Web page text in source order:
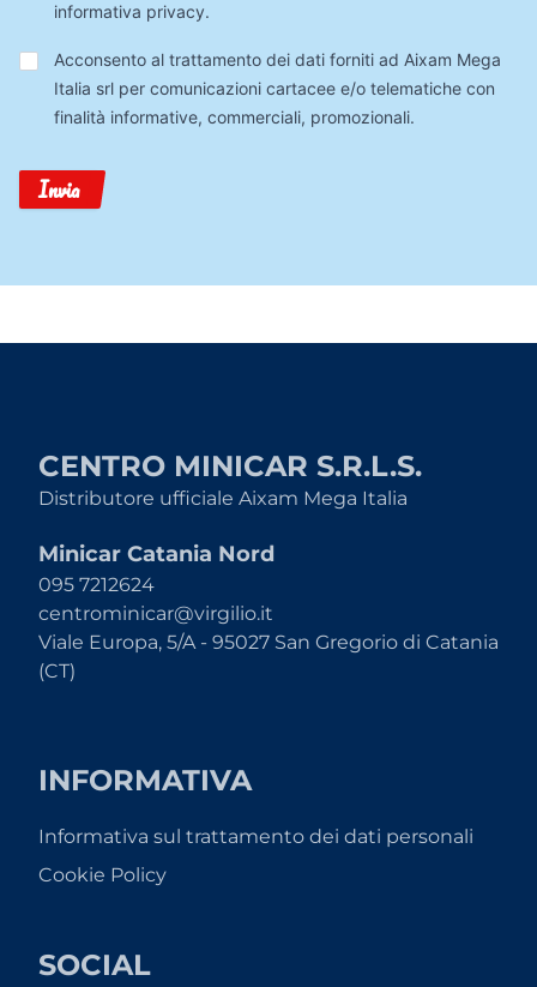
informativa privacy.
Trattamento
Dati
Acconsento al trattamento dei dati forniti ad Aixam Mega
Italia srl per comunicazioni cartacee e/o telematiche con
finalità informative, commerciali, promozionali.
Invia
CENTRO MINICAR S.R.L.S.
Distributore ufficiale Aixam Mega Italia
Minicar Catania Nord
095 7212624
centrominicar@virgilio.it
Viale Europa, 5/A - 95027 San Gregorio di Catania
(CT)
INFORMATIVA
Informativa sul trattamento dei dati personali
Cookie Policy
SOCIAL